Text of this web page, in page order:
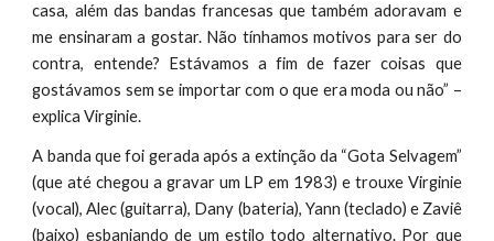
casa, além das bandas francesas que também adoravam e
me ensinaram a gostar. Não tínhamos motivos para ser do
contra, entende? Estávamos a fim de fazer coisas que
gostávamos sem se importar com o que era moda ou não” –
explica Virginie.
A banda que foi gerada após a extinção da “Gota Selvagem”
(que até chegou a gravar um LP em 1983) e trouxe Virginie
(vocal), Alec (guitarra), Dany (bateria), Yann (teclado) e Zaviê
(baixo) esbanjando de um estilo todo alternativo. Por que